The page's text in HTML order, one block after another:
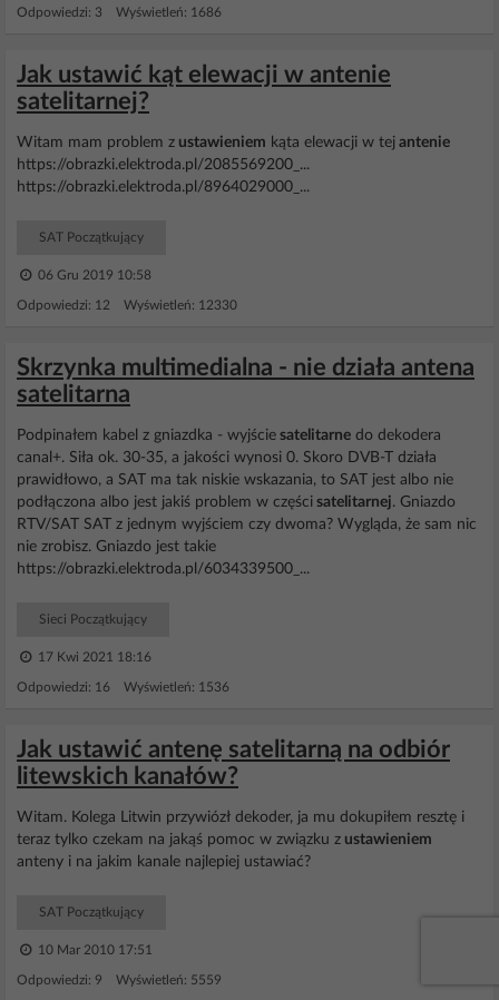
Odpowiedzi: 3 Wyświetleń: 1686
Jak ustawić kąt elewacji w antenie
satelitarnej?
Witam mam problem z ustawieniem kąta elewacji w tej antenie
https://obrazki.elektroda.pl/2085569200_...
https://obrazki.elektroda.pl/8964029000_...
SAT Początkujący
06 Gru 2019 10:58
Odpowiedzi: 12 Wyświetleń: 12330
Skrzynka multimedialna - nie działa antena
satelitarna
Podpinałem kabel z gniazdka - wyjście satelitarne do dekodera
canal+. Siła ok. 30-35, a jakości wynosi 0. Skoro DVB-T działa
prawidłowo, a SAT ma tak niskie wskazania, to SAT jest albo nie
podłączona albo jest jakiś problem w części satelitarnej. Gniazdo
RTV/SAT SAT z jednym wyjściem czy dwoma? Wygląda, że sam nic
nie zrobisz. Gniazdo jest takie
https://obrazki.elektroda.pl/6034339500_...
Sieci Początkujący
17 Kwi 2021 18:16
Odpowiedzi: 16 Wyświetleń: 1536
Jak ustawić antenę satelitarną na odbiór
litewskich kanałów?
Witam. Kolega Litwin przywiózł dekoder, ja mu dokupiłem resztę i
teraz tylko czekam na jakąś pomoc w związku z ustawieniem
anteny i na jakim kanale najlepiej ustawiać?
SAT Początkujący
10 Mar 2010 17:51
Odpowiedzi: 9 Wyświetleń: 5559